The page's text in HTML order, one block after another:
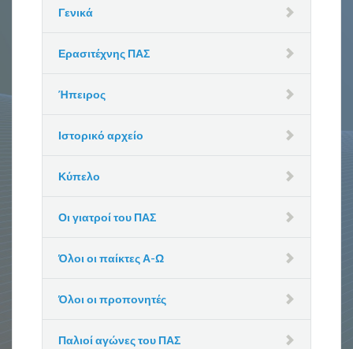
Γενικά
Ερασιτέχνης ΠΑΣ
Ήπειρος
Ιστορικό αρχείο
Κύπελο
Οι γιατροί του ΠΑΣ
Όλοι οι παίκτες Α-Ω
Όλοι οι προπονητές
Παλιοί αγώνες του ΠΑΣ